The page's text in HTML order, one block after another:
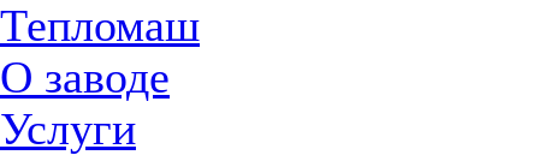
Тепломаш
О заводе
Услуги